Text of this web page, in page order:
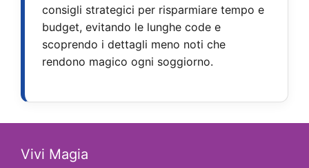
consigli strategici per risparmiare tempo e
budget, evitando le lunghe code e
scoprendo i dettagli meno noti che
rendono magico ogni soggiorno.
Vivi Magia